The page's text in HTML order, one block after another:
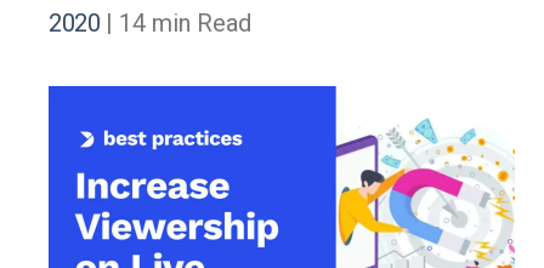
2020 | 14 min Read